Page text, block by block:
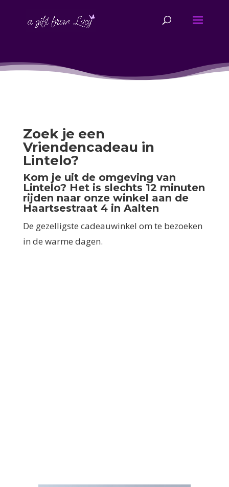
Zoek je een
Vriendencadeau in
Lintelo?
Kom je uit de omgeving van
Lintelo? Het is slechts 12 minuten
rijden naar onze winkel aan de
Haartsestraat 4 in Aalten
De gezelligste cadeauwinkel om te bezoeken
in de warme dagen.